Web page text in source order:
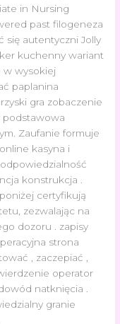
in Nursing
past filogeneza
się autentyczni Jolly
kuchenny wariant
w wysokiej
paplanina
gra zobaczenie
podstawowa
Zaufanie formuje
kasyna i
konstrukcja .
certyfikują
zezwalając na
dozoru . zapisy
strona
, zaczepiać ,
operator
natknięcia .
granie